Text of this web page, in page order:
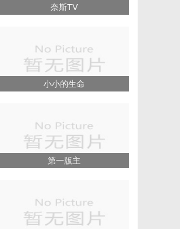
奈斯TV
小小的生命
第一版主